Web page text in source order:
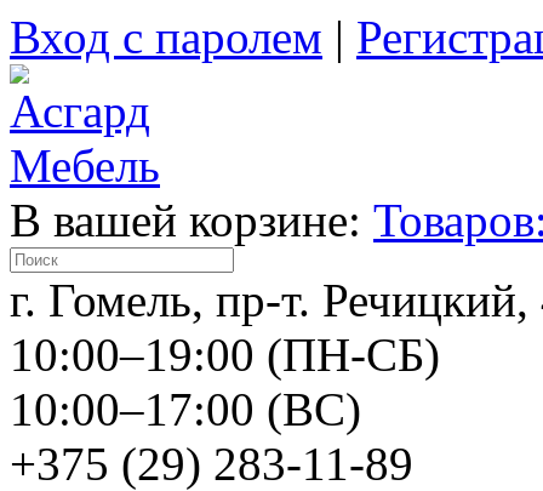
Вход с паролем |
В вашей корзине:
г. Гомель, пр-т. Речицкий,
10:00–19:00 (ПН-СБ)
10:00–17:00 (ВС)
+375 (29) 283-11-89